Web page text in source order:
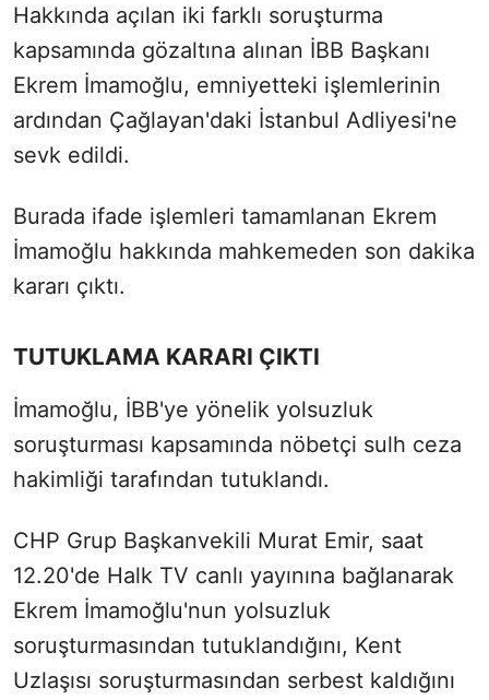
Hakkında açılan iki farklı soruşturma
kapsamında gözaltına alınan İBB Başkanı
Ekrem İmamoğlu, emniyetteki işlemlerinin
ardından Çağlayan'daki İstanbul Adliyesi'ne
sevk edildi.
Burada ifade işlemleri tamamlanan Ekrem
İmamoğlu hakkında mahkemeden son dakika
kararı çıktı.
TUTUKLAMA KARARI ÇIKTI
İmamoğlu, İBB'ye yönelik yolsuzluk
soruşturması kapsamında nöbetçi sulh ceza
hakimliği tarafından tutuklandı.
CHP Grup Başkanvekili Murat Emir, saat
12.20'de Halk TV canlı yayınına bağlanarak
Ekrem İmamoğlu'nun yolsuzluk
soruşturmasından tutuklandığını, Kent
Uzlaşısı soruşturmasından serbest kaldığını